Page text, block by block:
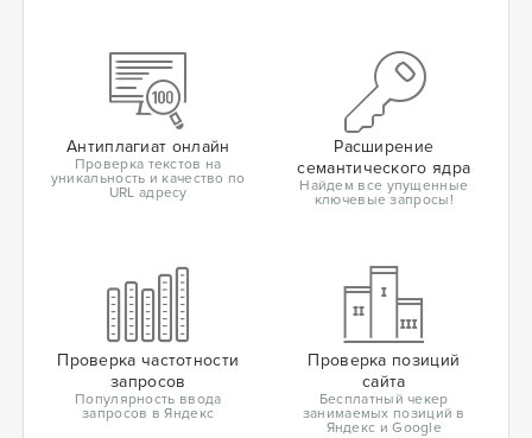
Антиплагиат онлайн
Проверка текстов на
уникальность и качество по
URL адресу
Расширение
семантического ядра
Найдем все упущенные
ключевые запросы!
Проверка частотности
запросов
Популярность ввода
запросов в Яндекс
Проверка позиций
сайта
Бесплатный чекер
занимаемых позиций в
Яндекс и Google